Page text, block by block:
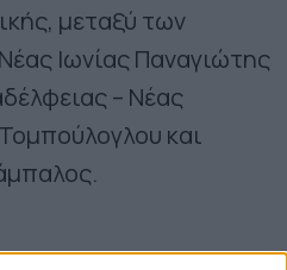
μεταξύ των
Ιωνίας Παναγιώτης
– Νέας
και